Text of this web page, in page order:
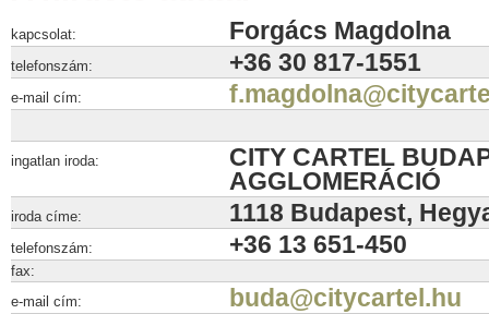
kapcsolat: Forgács Magdolna
telefonszám: +36 30 817-1551
e-mail cím:
ingatlan iroda:
CITY CARTEL
AGGLOMERÁCIÓ
iroda címe: 1118 Budapest,
telefonszám: +36 13 651-450
fax:
e-mail cím:
buda@citycartel.hu